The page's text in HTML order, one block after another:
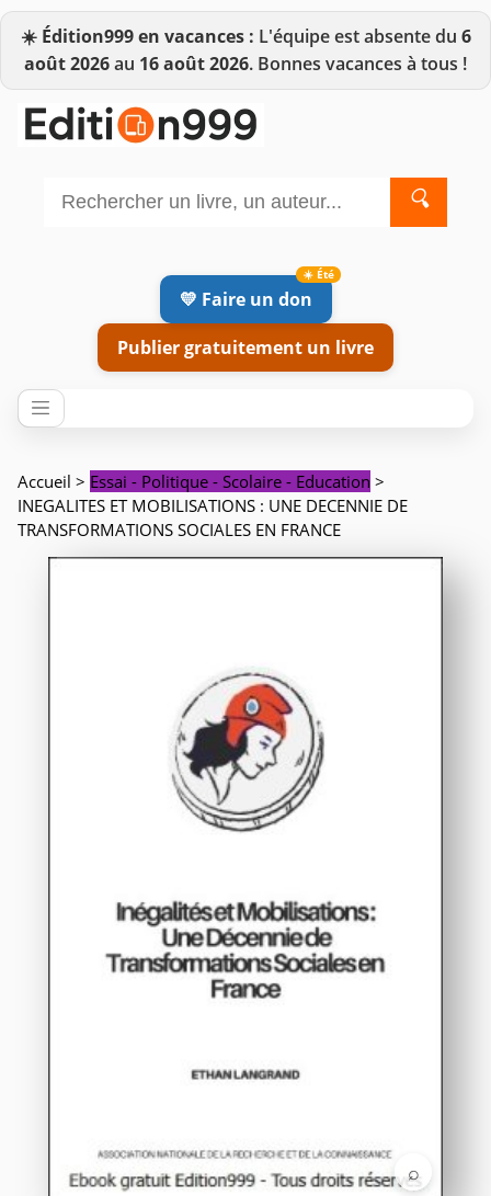
☀️ Édition999 en vacances : L'équipe est absente du 6
août 2026au 16 août 2026. Bonnes vacances à tous !
🔍
💛 Faire un don
Publier gratuitement un livre
Accueil > Essai - Politique - Scolaire - Education >
INEGALITES ET MOBILISATIONS : UNE DECENNIE DE
TRANSFORMATIONS SOCIALES EN FRANCE
⌕